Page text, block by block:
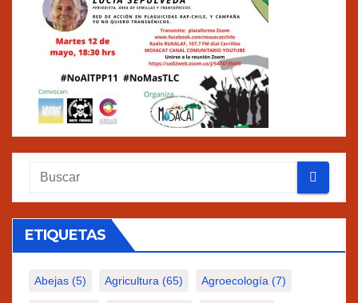
ETIQUETAS
Abejas (5) Agricultura (65) Agroecología (7)